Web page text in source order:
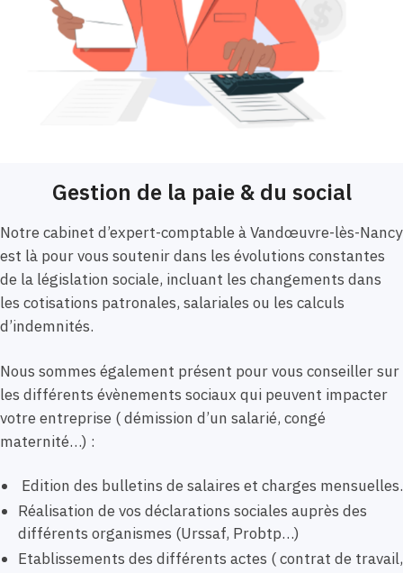
Gestion de la paie & du social
Notre cabinet d’expert-comptable à Vandœuvre-lès-Nancy
est là pour vous soutenir dans les évolutions constantes
de la législation sociale, incluant les changements dans
les cotisations patronales, salariales ou les calculs
d’indemnités.
Nous sommes également présent pour vous conseiller sur
les différents évènements sociaux qui peuvent impacter
votre entreprise ( démission d’un salarié, congé
maternité…) :
Edition des bulletins de salaires et charges mensuelles.
Réalisation de vos déclarations sociales auprès des
différents organismes (Urssaf, Probtp…)
Etablissements des différents actes ( contrat de travail,